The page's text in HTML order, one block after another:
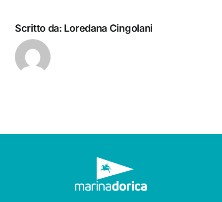
Scritto da: Loredana Cingolani